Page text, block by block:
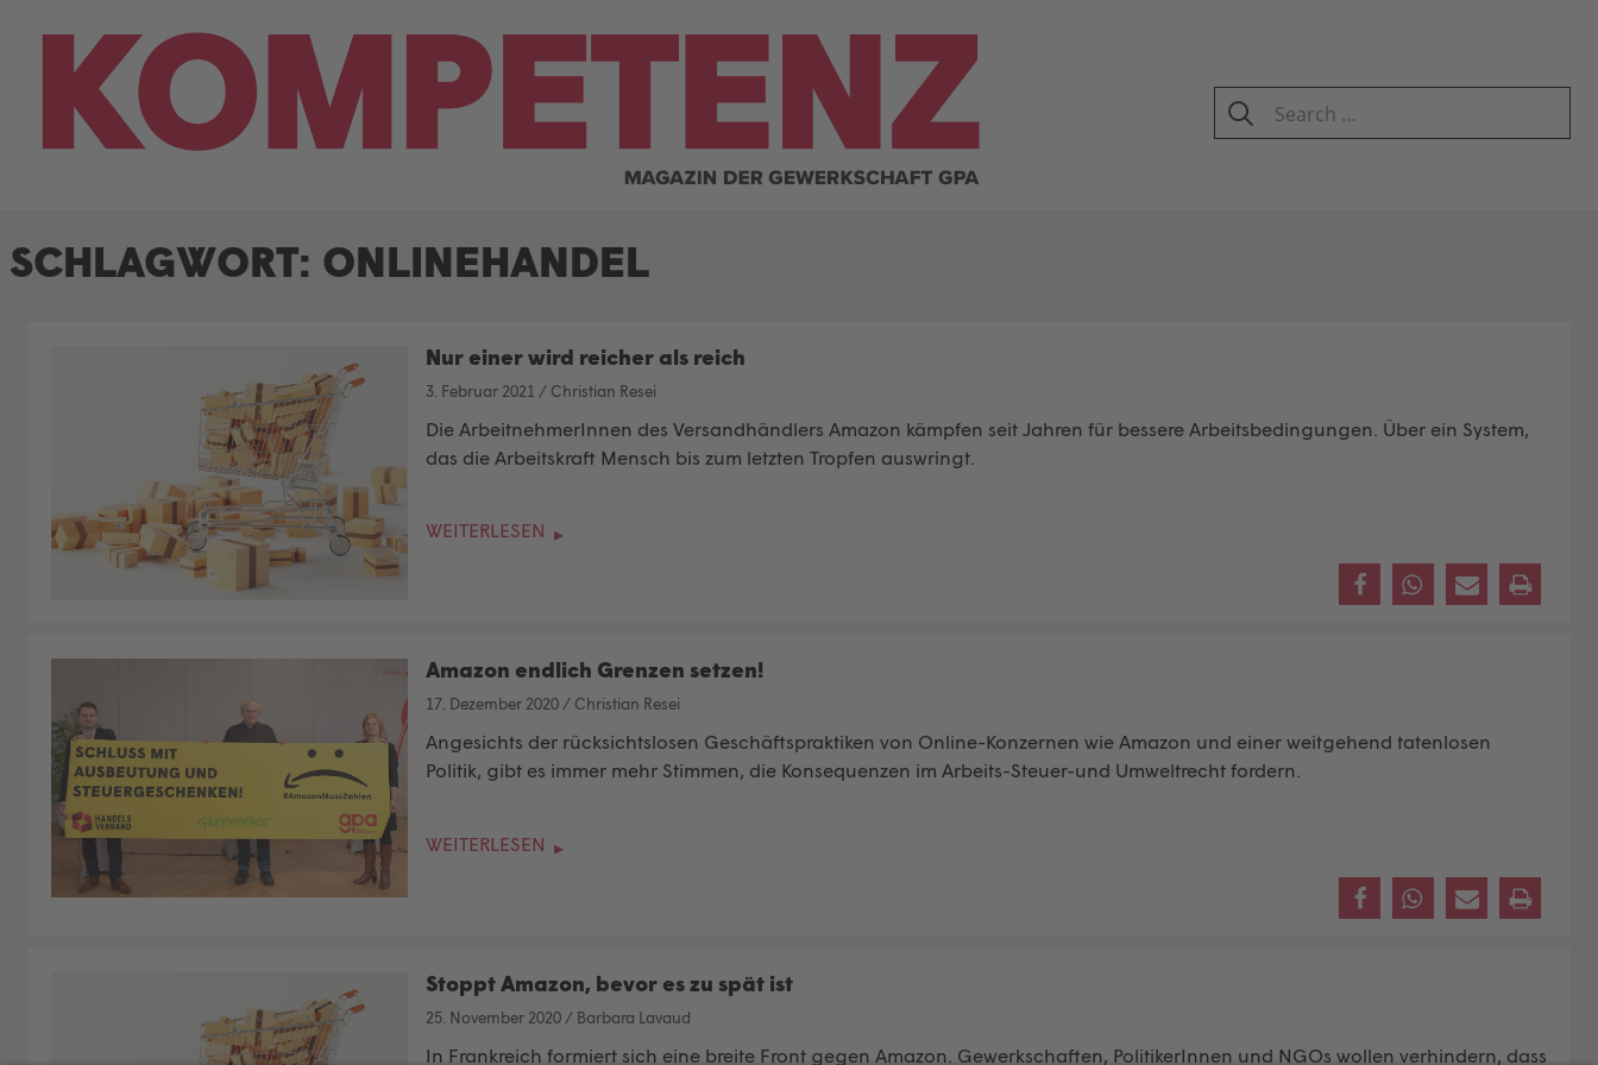
SEARCH
Search
for:
SCHLAGWORT: ONLINEHANDEL
Nur einer wird reicher als reich
3. Februar 2021 / Christian Resei
Die ArbeitnehmerInnen des Versandhändlers Amazon kämpfen seit Jahren für bessere Arbeitsbedingungen. Über ein System,
das die Arbeitskraft Mensch bis zum letzten Tropfen auswringt.
WEITERLESEN
Amazon endlich Grenzen setzen!
17. Dezember 2020 / Christian Resei
Angesichts der rücksichtslosen Geschäftspraktiken von Online-Konzernen wie Amazon und einer weitgehend tatenlosen
Politik, gibt es immer mehr Stimmen, die Konsequenzen im Arbeits-Steuer-und Umweltrecht fordern.
WEITERLESEN
Stoppt Amazon, bevor es zu spät ist
25. November 2020 / Barbara Lavaud
In Frankreich formiert sich eine breite Front gegen Amazon. Gewerkschaften, PolitikerInnen und NGOs wollen verhindern, dass